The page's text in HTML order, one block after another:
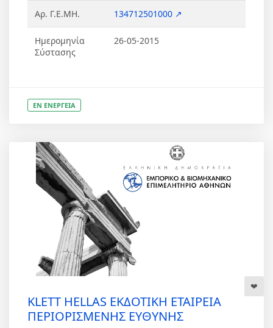
Αρ. Γ.Ε.ΜΗ. 134712501000 ↗
Ημερομηνία
Σύστασης
26-05-2015
ΕΝ ΕΝΕΡΓΕΙΑ
KLETT HELLAS ΕΚΔΟΤΙΚΗ ΕΤΑΙΡΕΙΑ
ΠΕΡΙΟΡΙΣΜΕΝΗΣ ΕΥΘΥΝΗΣ